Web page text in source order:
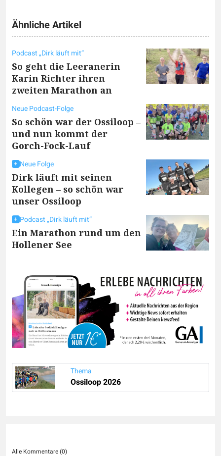
Ähnliche Artikel
Podcast „Dirk läuft mit“
So geht die Leeranerin
Karin Richter ihren
zweiten Marathon an
Neue Podcast-Folge
So schön war der Ossiloop –
und nun kommt der
Gorch-Fock-Lauf
Neue Folge
Dirk läuft mit seinen
Kollegen – so schön war
unser Ossiloop
Podcast „Dirk läuft mit“
Ein Marathon rund um den
Hollener See
Thema
Ossiloop 2026
Alle Kommentare (0)